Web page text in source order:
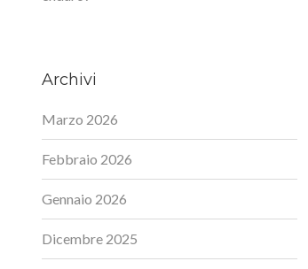
Archivi
Marzo 2026
Febbraio 2026
Gennaio 2026
Dicembre 2025